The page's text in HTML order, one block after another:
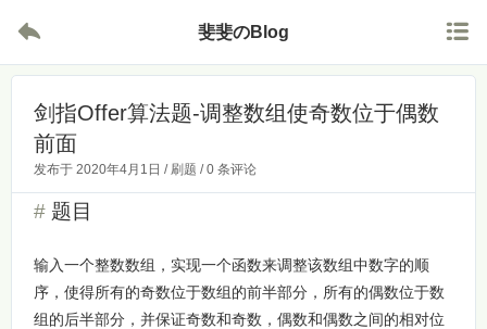
 斐斐のBlog 
剑指Offer算法题-调整数组使奇数位于偶数
前面
发布于 2020年4月1日 / 刷题 /0 条评论
题目
输入一个整数数组，实现一个函数来调整该数组中数字的顺
序，使得所有的奇数位于数组的前半部分，所有的偶数位于数
组的后半部分，并保证奇数和奇数，偶数和偶数之间的相对位